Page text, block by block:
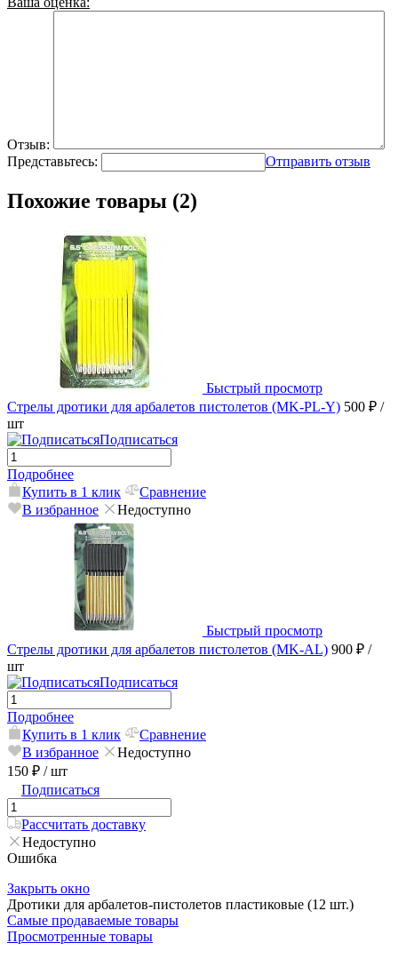
Отзыв:
Представьтесь:
Отправить отзыв
Похожие товары (2)
Быстрый просмотр
Стрелы дротики для арбалетов пистолетов (MK-PL-Y) 500 ₽ /
шт
Подписаться
Подробнее
Купить в 1 клик
Сравнение
В избранное
Недоступно
Быстрый просмотр
Стрелы дротики для арбалетов пистолетов (MK-AL) 900 ₽ /
шт
Подписаться
Подробнее
Купить в 1 клик
Сравнение
В избранное
Недоступно
150 ₽ / шт
Подписаться
Рассчитать доставку
Недоступно
Ошибка
Закрыть окно
Дротики для арбалетов-пистолетов пластиковые (12 шт.)
Самые продаваемые товары
Просмотренные товары